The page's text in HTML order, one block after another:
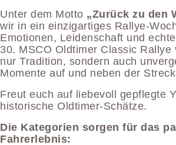
Unter dem Motto „Zurück zu den
wir in ein einzigartiges Rallye-
Emotionen, Leidenschaft und
30. MSCO Oldtimer Classic Rallye
nur Tradition, sondern auch
Momente auf und neben der
Freut euch auf liebevoll gepflegte
historische Oldtimer-Schätze.
Die Kategorien sorgen für das
Fahrerlebnis: